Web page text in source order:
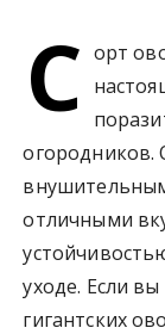
С орт
огородников.
отличными
уходе. Если
гигантских